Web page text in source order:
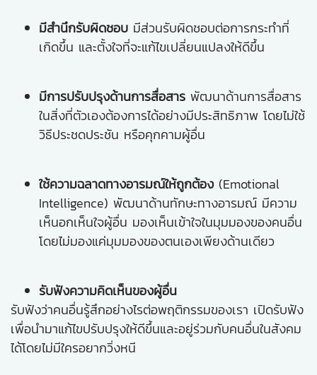
มีสำนึกรับผิดชอบ มีส่วนรับผิดชอบต่อการกระทำที่
เกิดขึ้น และตั้งใจที่จะแก้ไขเปลี่ยนแปลงให้ดีขึ้น
มีการปรับปรุงด้านการสื่อสาร พัฒนาด้านการสื่อสาร
ในสิ่งที่ตัวเองต้องการได้อย่างมีประสิทธิภาพ โดยไม่ใช้
วิธีประชดประชัน หรือคุกคามผู้อื่น
ใช้ความฉลาดทางอารมณ์ให้ถูกต้อง(Emotional
Intelligence) พัฒนาด้านทักษะทางอารมณ์ มีความ
เห็นอกเห็นใจผู้อื่น มองเห็นเข้าใจในมุมมองของคนอื่น
โดยไม่มองแค่มุมมองของตนเองเพียงด้านเดียว
รับฟังความคิดเห็นของผู้อื่น
รับฟังว่าคนอื่นรู้สึกอย่างไรต่อพฤติกรรมของเรา เปิดรับฟัง
เพื่อนำมาแก้ไขปรับปรุงให้ดีขึ้นและอยู่ร่วมกับคนอื่นในสังคม
ได้โดยไม่มีใครอยากวิ่งหนี